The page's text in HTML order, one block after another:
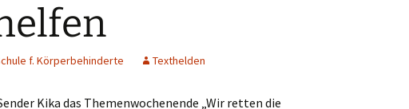
Kleve
Korschenbroich
f. Körperbehinderte Texthelden
Kika das Themenwochenende „Wir retten die